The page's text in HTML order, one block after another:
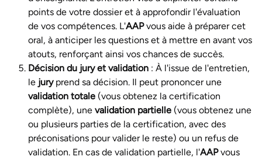
points de votre dossier et à approfondir l'évaluation
de vos compétences. L'AAPvous aide à préparer cet
oral, à anticiper les questions et à mettre en avant vos
atouts, renforçant ainsi vos chances de succès.
Décision du jury et validation : À l'issue de l'entretien,
le juryprend sa décision. Il peut prononcer une
validation totale (vous obtenez la certification
complète), une validation partielle (vous obtenez une
ou plusieurs parties de la certification, avec des
préconisations pour valider le reste) ou un refus de
validation. En cas de validation partielle, l'AAPvous